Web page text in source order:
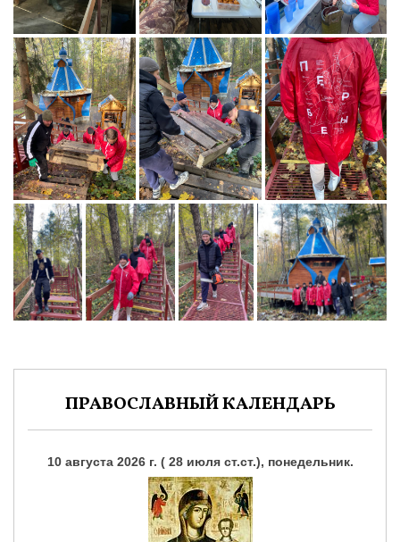
ПРАВОСЛАВНЫЙ КАЛЕНДАРЬ
10 августа 2026 г. ( 28 июля ст.ст.), понедельник.